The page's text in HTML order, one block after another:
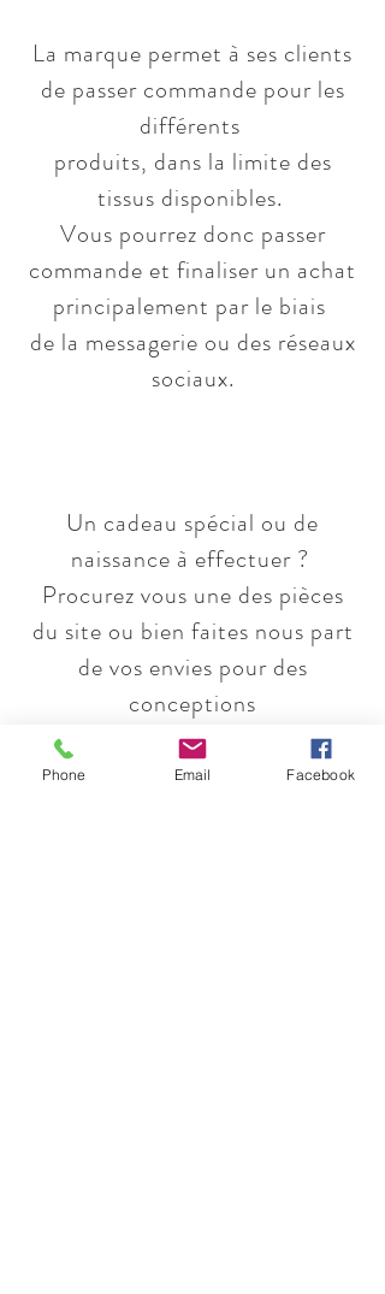
La marque permet à ses clients
de passer commande pour les
différents
produits, dans la limite des
tissus disponibles.
Vous pourrez donc passer
commande et finaliser un achat
principalement par le biais
de la messagerie ou des réseaux
sociaux.
Un cadeau spécial ou de
naissance à effectuer ?
Procurez vous une des pièces
du site ou bien faites nous part
de vos envies pour des
conceptions
de cadeaux sur-mesure.
Phone Email Facebook